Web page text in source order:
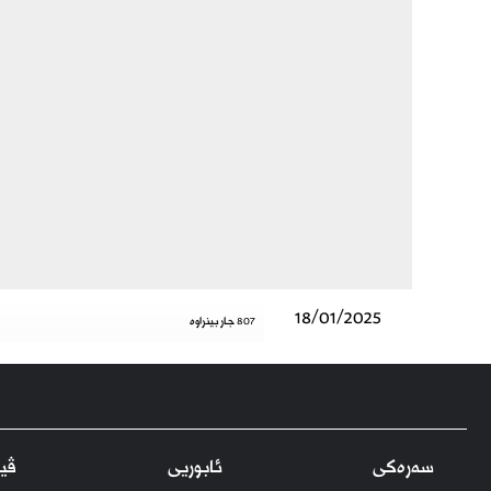
18/01/2025 807 جار بینراوە
سەرەکی ئابوریی